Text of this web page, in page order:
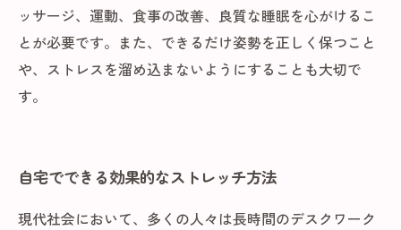
ッサージ、運動、食事の改善、良質な睡眠を心がけるこ
とが必要です。また、できるだけ姿勢を正しく保つこと
や、ストレスを溜め込まないようにすることも大切で
す。
自宅でできる効果的なストレッチ方法
現代社会において、多くの人々は長時間のデスクワーク